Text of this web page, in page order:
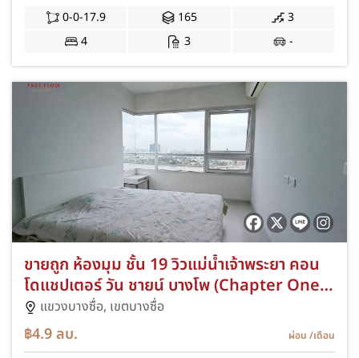
0-0-17.9 165
3
4
3 -
ขายถูก ห้องมุม ชั้น 19 วิวแม่น้ำเจ้าพระยา คอน
โดแชปเตอร์ วัน ชายน์ บางโพ (Chapter One
Shine Bangpo) fully furnished ใกล้ MRT
บางโพ
แขวงบางซื่อ, เขตบางซื่อ
฿4.9ลบ. ผ่อน /เดือน